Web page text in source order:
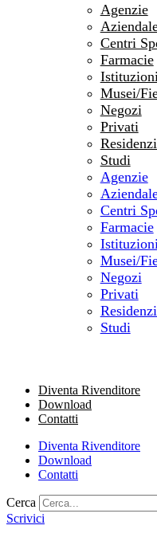
Agenzie
Centri
Farmacie
Istituzioni
Musei/
Negozi
Privati
Studi
Agenzie
Centri
Farmacie
Istituzioni
Musei/
Negozi
Privati
Studi
Diventa Rivenditore
Download
Contatti
Diventa Rivenditore
Download
Contatti
Cerca
Scrivici